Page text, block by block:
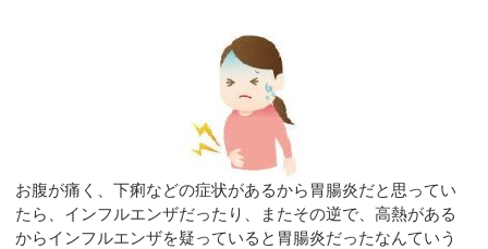
お腹が痛く、下痢などの症状があるから胃腸炎だと思ってい
たら、インフルエンザだったり、またその逆で、高熱がある
からインフルエンザを疑っていると胃腸炎だったなんていう